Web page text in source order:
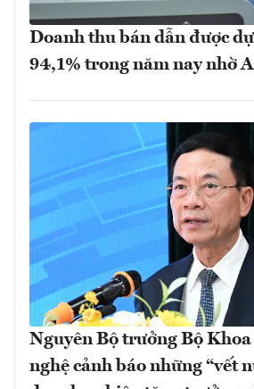
Doanh thu bán dẫn được
94,1% trong năm nay nhờ
Nguyên Bộ trưởng Bộ Khoa
nghệ cảnh báo những “vết